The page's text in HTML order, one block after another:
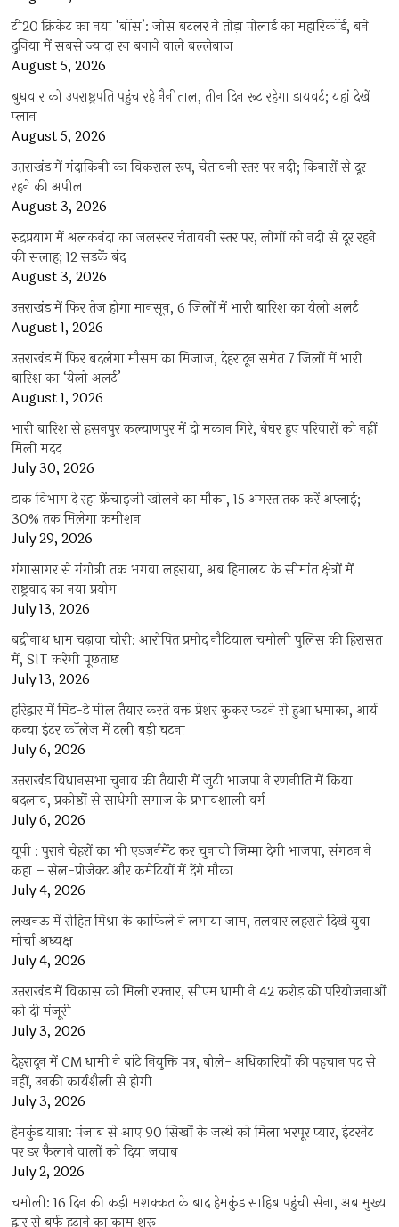
टी20 क्रिकेट का नया ‘बॉस’: जोस बटलर ने तोड़ा पोलार्ड का महारिकॉर्ड, बने
दुनिया में सबसे ज्यादा रन बनाने वाले बल्लेबाज
August 5, 2026
बुधवार को उपराष्ट्रपति पहुंच रहे नैनीताल, तीन दिन रूट रहेगा डायवर्ट; यहां देखें
प्‍लान
August 5, 2026
उत्तराखंड में मंदाकिनी का विकराल रूप, चेतावनी स्तर पर नदी; किनारों से दूर
रहने की अपील
August 3, 2026
रुद्रप्रयाग में अलकनंदा का जलस्तर चेतावनी स्तर पर, लोगों को नदी से दूर रहने
की सलाह; 12 सड़कें बंद
August 3, 2026
उत्तराखंड में फिर तेज होगा मानसून, 6 जिलों में भारी बारिश का येलो अलर्ट
August 1, 2026
उत्तराखंड में फिर बदलेगा मौसम का मिजाज, देहरादून समेत 7 जिलों में भारी
बारिश का ‘येलो अलर्ट’
August 1, 2026
भारी बारिश से हसनपुर कल्याणपुर में दो मकान गिरे, बेघर हुए परिवारों को नहीं
मिली मदद
July 30, 2026
डाक विभाग दे रहा फ्रेंचाइजी खोलने का मौका, 15 अगस्त तक करें अप्लाई;
30% तक मिलेगा कमीशन
July 29, 2026
गंगासागर से गंगोत्री तक भगवा लहराया, अब हिमालय के सीमांत क्षेत्रों में
राष्ट्रवाद का नया प्रयोग
July 13, 2026
बद्रीनाथ धाम चढ़ावा चोरी: आरोपित प्रमोद नौटियाल चमोली पुलिस की हिरासत
में, SIT करेगी पूछताछ
July 13, 2026
हरिद्वार में मिड-डे मील तैयार करते वक्त प्रेशर कुकर फटने से हुआ धमाका, आर्य
कन्या इंटर कॉलेज में टली बड़ी घटना
July 6, 2026
उत्तराखंंड विधानसभा चुनाव की तैयारी में जुटी भाजपा ने रणनीति में किया
बदलाव, प्रकोष्ठों से साधेगी समाज के प्रभावशाली वर्ग
July 6, 2026
यूपी : पुराने चेहरों का भी एडजर्नमेंट कर चुनावी जिम्मा देगी भाजपा, संगठन ने
कहा – सेल-प्रोजेक्ट और कमेटियों में देंगे मौका
July 4, 2026
लखनऊ में रोहित मिश्रा के काफिले ने लगाया जाम, तलवार लहराते दिखे युवा
मोर्चा अध्यक्ष
July 4, 2026
उत्तराखंड में विकास को मिली रफ्तार, सीएम धामी ने 42 करोड़ की परियोजनाओं
को दी मंजूरी
July 3, 2026
देहरादून में CM धामी ने बांटे नियुक्ति पत्र, बोले- अधिकारियों की पहचान पद से
नहीं, उनकी कार्यशैली से होगी
July 3, 2026
हेमकुंड यात्रा: पंजाब से आए 90 सिखों के जत्थे को मिला भरपूर प्यार, इंटरनेट
पर डर फैलाने वालों को दिया जवाब
July 2, 2026
चमोली: 16 दिन की कड़ी मशक्कत के बाद हेमकुंड साहिब पहुंची सेना, अब मुख्य